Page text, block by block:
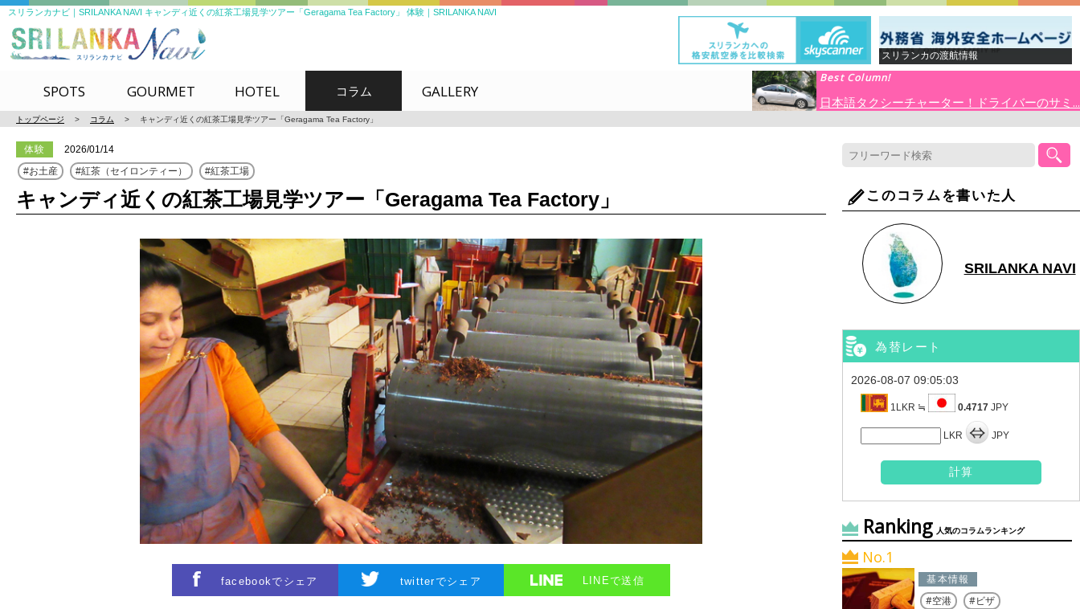
スリランカナビ｜SRILANKA NAVI キャンディ近くの紅茶工場見学ツアー「Geragama Tea Factory」 体験｜SRILANKA NAVI
スリランカの渡航情報
SPOTS GOURMET HOTEL コラム GALLERY
Best Column!
日本語タクシーチャーター！ドライバーのサミ...
トップページ > コラム > キャンディ近くの紅茶工場見学ツアー「Geragama Tea Factory」
体験
2026/01/14
お土産
紅茶（セイロンティー） 紅茶工場
キャンディ近くの紅茶工場見学ツアー「Geragama Tea Factory」
facebookでシェア twitterでシェア LINEで送信
このコラムを書いた人
SRILANKA NAVI
為替レート
2026-08-07 09:05:03
1LKR ≒ 0.4717 JPY
LKR JPY
Ranking 人気のコラムランキング
No.1
基本情報
空港
ビザ